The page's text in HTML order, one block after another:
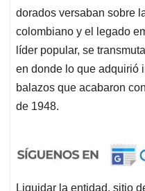
dorados versaban sobre
colombiano y el legado
líder popular, se
en donde lo que adquirió
balazos que acabaron
de 1948.
Liquidar la entidad, sitio